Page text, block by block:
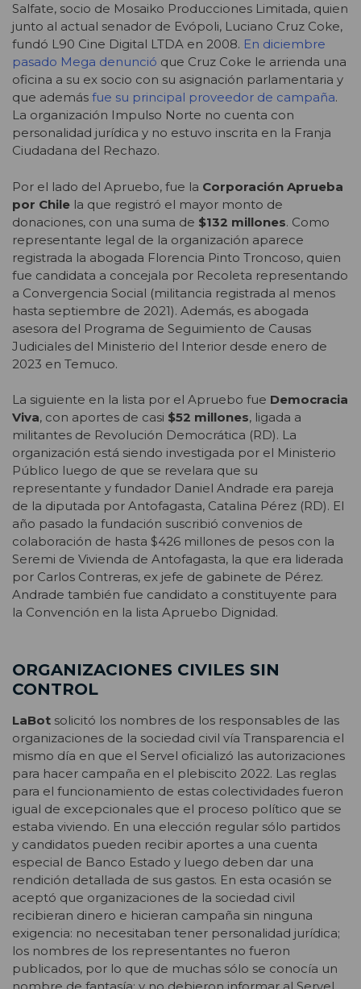
Salfate, socio de Mosaiko Producciones Limitada, quien
junto al actual senador de Evópoli, Luciano Cruz Coke,
fundó L90 Cine Digital LTDA en 2008. En diciembre
pasado Mega denunció que Cruz Coke le arrienda una
oficina a su ex socio con su asignación parlamentaria y
que además fue su principal proveedor de campaña.
La organización Impulso Norte no cuenta con
personalidad jurídica y no estuvo inscrita en la Franja
Ciudadana del Rechazo.
Por el lado del Apruebo, fue la Corporación Aprueba
por Chile la que registró el mayor monto de
donaciones, con una suma de $132 millones. Como
representante legal de la organización aparece
registrada la abogada Florencia Pinto Troncoso, quien
fue candidata a concejala por Recoleta representando
a Convergencia Social (militancia registrada al menos
hasta septiembre de 2021). Además, es abogada
asesora del Programa de Seguimiento de Causas
Judiciales del Ministerio del Interior desde enero de
2023 en Temuco.
La siguiente en la lista por el Apruebo fue Democracia
Viva, con aportes de casi $52 millones, ligada a
militantes de Revolución Democrática (RD). La
organización está siendo investigada por el Ministerio
Público luego de que se revelara que su
representante y fundador Daniel Andrade era pareja
de la diputada por Antofagasta, Catalina Pérez (RD). El
año pasado la fundación suscribió convenios de
colaboración de hasta $426 millones de pesos con la
Seremi de Vivienda de Antofagasta, la que era liderada
por Carlos Contreras, ex jefe de gabinete de Pérez.
Andrade también fue candidato a constituyente para
la Convención en la lista Apruebo Dignidad.
ORGANIZACIONES CIVILES SIN
CONTROL
LaBot solicitó los nombres de los responsables de las
organizaciones de la sociedad civil vía Transparencia el
mismo día en que el Servel oficializó las autorizaciones
para hacer campaña en el plebiscito 2022. Las reglas
para el funcionamiento de estas colectividades fueron
igual de excepcionales que el proceso político que se
estaba viviendo. En una elección regular sólo partidos
y candidatos pueden recibir aportes a una cuenta
especial de Banco Estado y luego deben dar una
rendición detallada de sus gastos. En esta ocasión se
aceptó que organizaciones de la sociedad civil
recibieran dinero e hicieran campaña sin ninguna
exigencia: no necesitaban tener personalidad jurídica;
los nombres de los representantes no fueron
publicados, por lo que de muchas sólo se conocía un